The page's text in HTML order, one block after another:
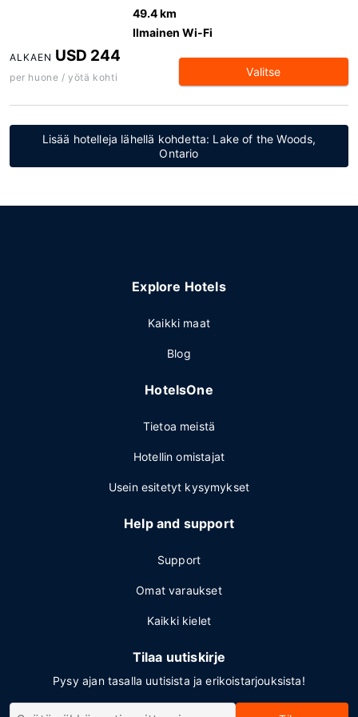
49.4 km
Ilmainen Wi-Fi
ALKAEN USD 244
per huone / yötä kohti Valitse
Lisää hotelleja lähellä kohdetta: Lake of the Woods,
Ontario
Explore Hotels
Kaikki maat
Blog
HotelsOne
Tietoa meistä
Hotellin omistajat
Usein esitetyt kysymykset
Help and support
Support
Omat varaukset
Kaikki kielet
Tilaa uutiskirje
Pysy ajan tasalla uutisista ja erikoistarjouksista!